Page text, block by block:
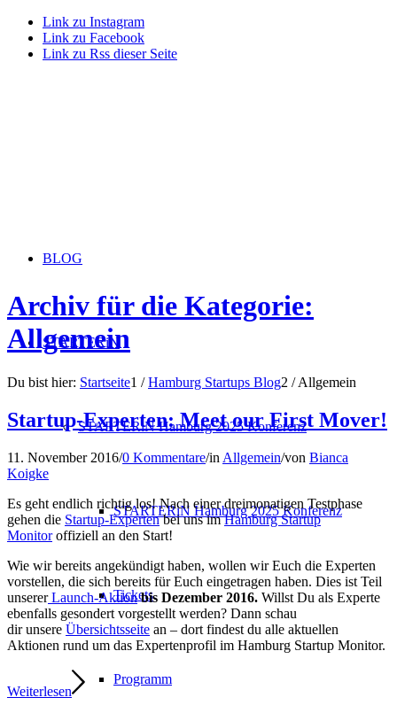
Link zu Instagram
Link zu Facebook
Link zu Rss dieser Seite
BLOG
STARTERiN
STARTERiN Hamburg 2025 Konferenz
STARTERiN Hamburg 2025 Konferenz
Tickets
Programm
Archiv für die Kategorie:
Allgemein
Du bist hier: Startseite1 / Hamburg Startups Blog2 / Allgemein
Startup-Experten: Meet our First Mover!
11. November 2016/0 Kommentare/in Allgemein/von Bianca
Koigke
Es geht endlich richtig los! Nach einer dreimonatigen Testphase
gehen die Startup-Expertenbei uns imHamburg Startup
Monitoroffiziell an den Start!
Wie wir bereits angekündigt haben, wollen wir Euch die Experten
vorstellen, die sich bereits für Euch eingetragen haben. Dies ist Teil
unsererLaunch-Aktion bis Dezember 2016. Willst Du als Experte
ebenfalls gesondert vorgestellt werden? Dann schau
dir unsere Übersichtsseite an – dort findest du alle aktuellen
Aktionen rund um das Expertenprofil im Hamburg Startup Monitor.
Weiterlesen